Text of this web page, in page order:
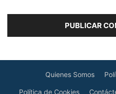
Quienes Somos
Política de Cookies